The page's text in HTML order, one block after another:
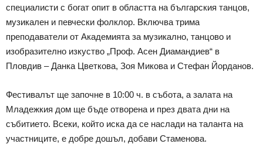
специалисти с богат опит в областта на българския танцов,
музикален и певчески фолклор. Включва трима
преподаватели от Академията за музикално, танцово и
изобразително изкуство „Проф. Асен Диамандиев“ в
Пловдив – Данка Цветкова, Зоя Микова и Стефан Йорданов.
Фестивалът ще започне в 10:00 ч. в събота, а залата на
Младежкия дом ще бъде отворена и през двата дни на
събитието. Всеки, който иска да се наслади на таланта на
участниците, е добре дошъл, добави Стаменова.